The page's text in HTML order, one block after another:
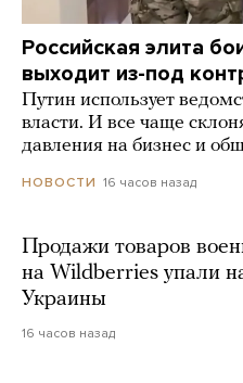
Российская элита
выходит из-под
Путин использует
власти. И все чаще
давления на бизнес и
НОВОСТИ 16 часов назад
Продажи товаров
на Wildberries упали
Украины
16 часов назад